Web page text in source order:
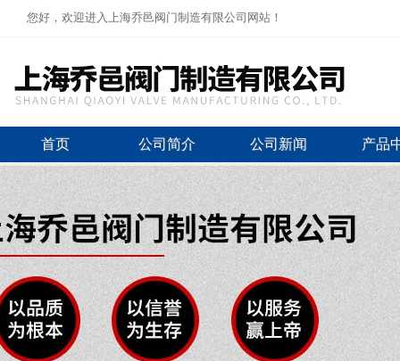
您好，欢迎进入上海乔邑阀门制造有限公司网站！
首页 公司简介 公司新闻 产品